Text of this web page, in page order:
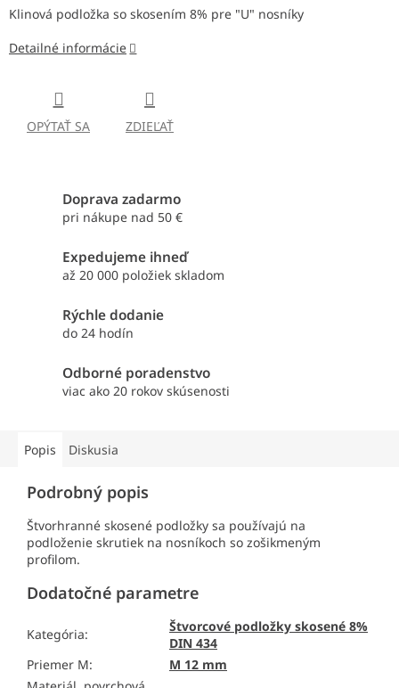
Klinová podložka so skosením 8% pre "U" nosníky
Detailné informácie
OPÝTAŤ SA ZDIEĽAŤ
Doprava zadarmo
pri nákupe nad 50 €
Expedujeme ihneď
až 20 000 položiek skladom
Rýchle dodanie
do 24 hodín
Odborné poradenstvo
viac ako 20 rokov skúsenosti
Popis Diskusia
Podrobný popis
Štvorhranné skosené podložky sa používajú na
podloženie skrutiek na nosníkoch so zošikmeným
profilom.
Dodatočné parametre
Kategória:
Štvorcové podložky skosené 8%
DIN 434
Priemer M:
M 12 mm